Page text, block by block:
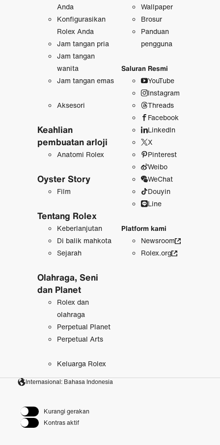
Anda
Konfigurasikan
Rolex Anda
Jam tangan pria
Jam tangan
wanita
Jam tangan emas
Aksesori
Keahlian
pembuatan arloji
Anatomi Rolex
Oyster Story
Film
Tentang Rolex
Keberlanjutan
Di balik mahkota
Sejarah
Olahraga, Seni
dan Planet
Rolex dan
olahraga
Perpetual Planet
Perpetual Arts
Keluarga Rolex
Wallpaper
Brosur
Panduan
pengguna
Saluran Resmi
YouTube
Instagram
Threads
Facebook
LinkedIn
X
Pinterest
Weibo
WeChat
Douyin
Line
Platform kami
Newsroom
Rolex.org
Internasional: Bahasa Indonesia
Kurangi gerakan
Kontras aktif